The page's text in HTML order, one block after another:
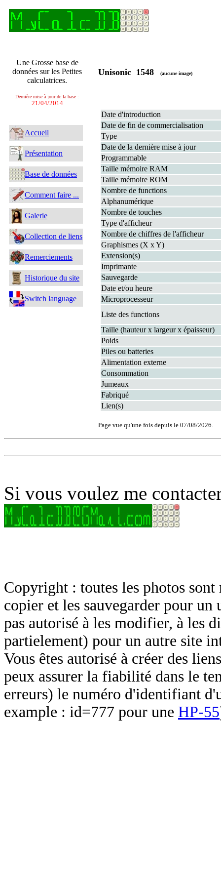
Une Grosse base de
données sur les Petites
calculatrices.
Dernière mise à jour de la base :
21/04/2014
Accueil
Présentation
Base de données
Comment faire ...
Galerie
Collection de liens
Remerciements
Historique du site
Switch language
Unisonic 1548 (aucune image)
Date d'introduction
Date de fin de commercialisation
Type
Date de la dernière mise à jour
Programmable
Taille mémoire RAM
Taille mémoire ROM
Nombre de functions
Alphanumérique
Nombre de touches
Type d'afficheur
Nombre de chiffres de l'afficheur
Graphismes (X x Y)
Extension(s)
Imprimante
Sauvegarde
Date et/ou heure
Microprocesseur
Liste des functions
Taille (hauteur x largeur x épaisseur)
Poids
Piles ou batteries
Alimentation externe
Consommation
Jumeaux
Fabriqué
Lien(s)
Page vue qu'une fois depuis le 07/08/2026.
Si vous voulez me
Copyright : toutes les photos sont
copier et les sauvegarder pour un
pas autorisé à les modifier, à les
partielement) pour un autre site
Vous êtes autorisé à créer des
peux assurer la fiabilité dans le
erreurs) le numéro d'identifiant
example : id=777 pour une HP-55